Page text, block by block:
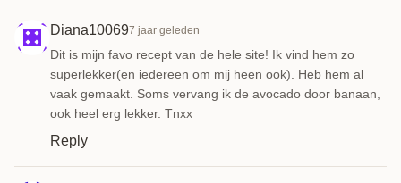
Diana100697 jaar geleden
Dit is mijn favo recept van de hele site! Ik vind hem zo
superlekker(en iedereen om mij heen ook). Heb hem al
vaak gemaakt. Soms vervang ik de avocado door banaan,
ook heel erg lekker. Tnxx
Reply